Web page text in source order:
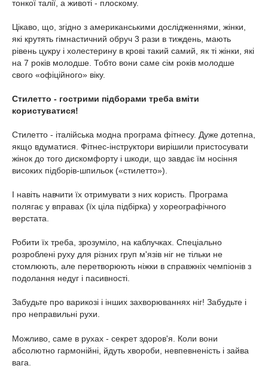
тонкої талії, а животі - плоскому.
Цікаво, що, згідно з американськими дослідженнями, жінки,
які крутять гімнастичний обруч 3 рази в тиждень, мають
рівень цукру і холестерину в крові такий самий, як ті жінки, які
на 7 років молодше. Тобто вони саме сім років молодше
свого «офіційного» віку.
Стилетто - гострими підборами треба вміти
користуватися!
Стилетто - італійська модна програма фітнесу. Дуже дотепна,
якщо вдуматися. Фітнес-інструктори вирішили пристосувати
жінок до того дискомфорту і шкоди, що завдає їм носіння
високих підборів-шпильок («стилетто»).
І навіть навчити їх отримувати з них користь. Програма
полягає у вправах (їх ціла підбірка) у хореографічного
верстата.
Робити їх треба, зрозуміло, на каблучках. Спеціально
розроблені руху для різних груп м'язів ніг не тільки не
стомлюють, але перетворюють ніжки в справжніх чемпіонів з
подолання недуг і пасивності.
Забудьте про варикозі і інших захворюваннях ніг! Забудьте і
про неправильні рухи.
Можливо, саме в рухах - секрет здоров'я. Коли вони
абсолютно гармонійні, йдуть хвороби, невпевненість і зайва
вага.